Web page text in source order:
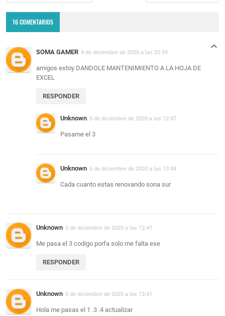
16 COMENTARIOS
SOMA GAMER 4 de diciembre de 2020 a las 22:59
amigos estoy DANDOLE MANTENIMIENTO A LA HOJA DE
EXCEL
RESPONDER
Unknown 5 de diciembre de 2020 a las 12:47
Pasame el 3
Unknown 5 de diciembre de 2020 a las 13:44
Cada cuanto estas renovando sona sur
Unknown 5 de diciembre de 2020 a las 12:47
Me pasa el 3 codigo porfa solo me falta ese
RESPONDER
Unknown 5 de diciembre de 2020 a las 13:41
Hola me pasas el 1 .3 .4 actualizar